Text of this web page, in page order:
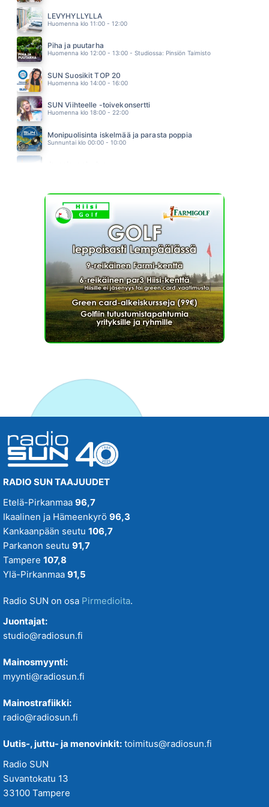
A AALLON RYTMIORKESTERI
15.38
LEVYHYLLYLLÄ
Huomenna klo 11:00 - 12:00
Piha ja puutarha
Huomenna klo 12:00 - 13:00 - Studiossa: Pinsiön Taimisto
SUN Suosikit TOP 20
Huomenna klo 14:00 - 16:00
SUN Viihteelle -toivekonsertti
Huomenna klo 18:00 - 22:00
Monipuolisinta iskelmää ja parasta poppia
Sunnuntai klo 00:00 - 10:00
RADIO SUN TAAJUUDET
Etelä-Pirkanmaa 96,7
Ikaalinen ja Hämeenkyrö 96,3
Kankaanpään seutu 106,7
Parkanon seutu 91,7
Tampere 107,8
Ylä-Pirkanmaa 91,5
Radio SUN on osa Pirmedioita.
Juontajat:
studio@radiosun.fi
Mainosmyynti:
myynti@radiosun.fi
Mainostrafiikki:
radio@radiosun.fi
Uutis-, juttu- ja menovinkit: toimitus@radiosun.fi
Radio SUN
Suvantokatu 13
33100 Tampere